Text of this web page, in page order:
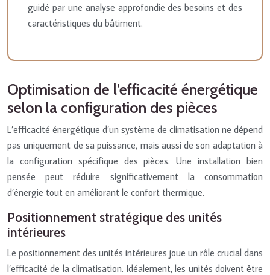
guidé par une analyse approfondie des besoins et des
caractéristiques du bâtiment.
Optimisation de l’efficacité énergétique
selon la configuration des pièces
L’efficacité énergétique d’un système de climatisation ne dépend
pas uniquement de sa puissance, mais aussi de son adaptation à
la configuration spécifique des pièces. Une installation bien
pensée peut réduire significativement la consommation
d’énergie tout en améliorant le confort thermique.
Positionnement stratégique des unités
intérieures
Le positionnement des unités intérieures joue un rôle crucial dans
l’efficacité de la climatisation. Idéalement, les unités doivent être